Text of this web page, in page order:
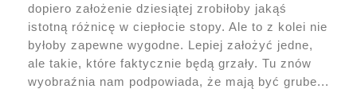
dopiero założenie dziesiątej zrobiłoby jakąś
istotną różnicę w ciepłocie stopy. Ale to z kolei nie
byłoby zapewne wygodne. Lepiej założyć jedne,
ale takie, które faktycznie będą grzały. Tu znów
wyobraźnia nam podpowiada, że mają być grube...